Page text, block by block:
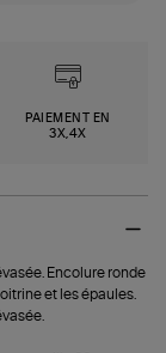
PAIEMENT EN
3X,4X
Encolure ronde
et les épaules.